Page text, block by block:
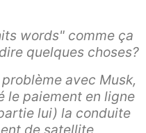
words" comme ça
quelques choses?
avec Musk,
le paiement en ligne
lui) la conduite
de satellite